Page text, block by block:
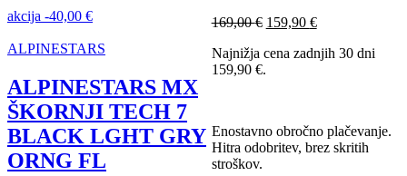
169,00€ Izvirna
je
bila:
159,90 €Trenutna
je:
Najnižja cena zadnjih 30 dni
159,90 €.
Enostavno obročno plačevanje.
Hitra odobritev, brez skritih
stroškov.
akcija -40,00 €
ALPINESTARS
ALPINESTARS MX
ŠKORNJI TECH 7
BLACK LGHT GRY
ORNG FL